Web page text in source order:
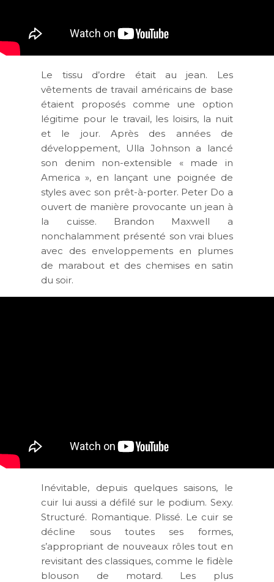
Le tissu d’ordre était au jean. Les
vêtements de travail américains de base
étaient proposés comme une option
légitime pour le travail, les loisirs, la nuit
et le jour. Après des années de
développement, Ulla Johnson a lancé
son denim non-extensible « made in
America », en lançant une poignée de
styles avec son prêt-à-porter. Peter Do a
ouvert de manière provocante un jean à
la cuisse. Brandon Maxwell a
nonchalamment présenté son vrai blues
avec des enveloppements en plumes
de marabout et des chemises en satin
du soir.
Inévitable, depuis quelques saisons, le
cuir lui aussi a défilé sur le podium. Sexy.
Structuré. Romantique. Plissé. Le cuir se
décline sous toutes ses formes,
s’appropriant de nouveaux rôles tout en
revisitant des classiques, comme le fidèle
blouson de motard. Les plus